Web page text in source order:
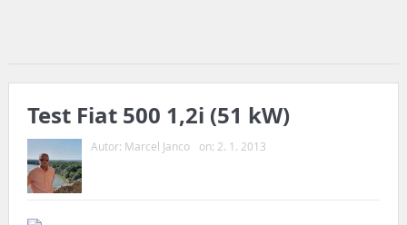
Test Fiat 500 1,2i (51 kW)
Autor: Marcel Janco on: 2. 1. 2013